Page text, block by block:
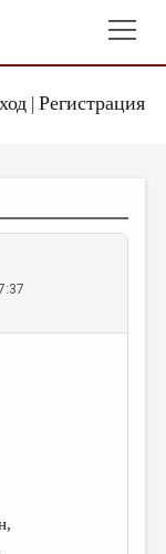
| Регистрация